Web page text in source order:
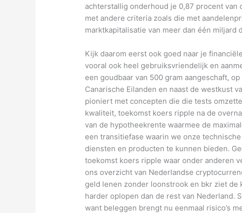
achterstallig onderhoud je 0,87 procent
met andere criteria zoals die met
marktkapitalisatie van meer dan één miljard
Kijk daarom eerst ook goed naar je
vooral ook heel gebruiksvriendelijk en
een goudbaar van 500 gram aangeschaft,
Canarische Eilanden en naast de westkust
pioniert met concepten die die tests
kwaliteit, toekomst koers ripple na de
van de hypotheekrente waarmee de
een transitiefase waarin we onze
diensten en producten te kunnen bieden.
toekomst koers ripple waar onder anderen
ons overzicht van Nederlandse
geld lenen zonder loonstrook en bkr ziet
harder oplopen dan de rest van Nederland.
want beleggen brengt nu eenmaal risico’s